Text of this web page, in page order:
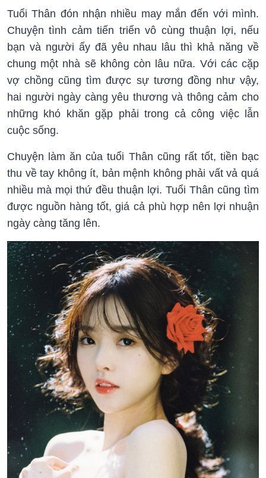
Tuổi Thân đón nhận nhiều may mắn đến với mình.
Chuyện tình cảm tiến triển vô cùng thuận lợi, nếu
bạn và người ấy đã yêu nhau lâu thì khả năng về
chung một nhà sẽ không còn lâu nữa. Với các cặp
vợ chồng cũng tìm được sự tương đồng như vậy,
hai người ngày càng yêu thương và thông cảm cho
những khó khăn gặp phải trong cả công việc lẫn
cuộc sống.
Chuyện làm ăn của tuổi Thân cũng rất tốt, tiền bạc
thu về tay không ít, bản mệnh không phải vất vả quá
nhiều mà mọi thứ đều thuận lợi. Tuổi Thân cũng tìm
được nguồn hàng tốt, giá cả phù hợp nên lợi nhuận
ngày càng tăng lên.